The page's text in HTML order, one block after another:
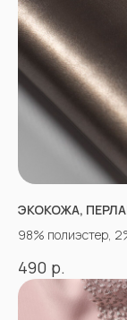
ЭКОКОЖА,
98% полиэстер,
490 р.